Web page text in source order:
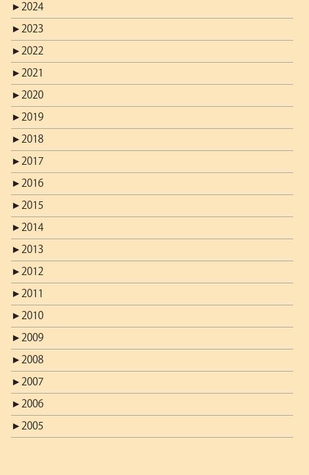
► 2024
► 2023
► 2022
► 2021
► 2020
► 2019
► 2018
► 2017
► 2016
► 2015
► 2014
► 2013
► 2012
► 2011
► 2010
► 2009
► 2008
► 2007
► 2006
► 2005